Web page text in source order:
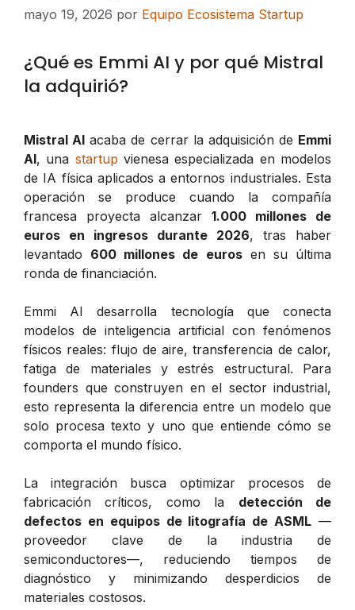
mayo 19, 2026 por Equipo Ecosistema Startup
¿Qué es Emmi AI y por qué Mistral
la adquirió?
Mistral AI acaba de cerrar la adquisición de Emmi
AI, una startup vienesa especializada en modelos
de IA física aplicados a entornos industriales. Esta
operación se produce cuando la compañía
francesa proyecta alcanzar 1.000 millones de
euros en ingresos durante 2026, tras haber
levantado 600 millones de eurosen su última
ronda de financiación.
Emmi AI desarrolla tecnología que conecta
modelos de inteligencia artificial con fenómenos
físicos reales: flujo de aire, transferencia de calor,
fatiga de materiales y estrés estructural. Para
founders que construyen en el sector industrial,
esto representa la diferencia entre un modelo que
solo procesa texto y uno que entiende cómo se
comporta el mundo físico.
La integración busca optimizar procesos de
fabricación críticos, como la detección de
defectos en equipos de litografía de ASML —
proveedor clave de la industria de
semiconductores—, reduciendo tiempos de
diagnóstico y minimizando desperdicios de
materiales costosos.